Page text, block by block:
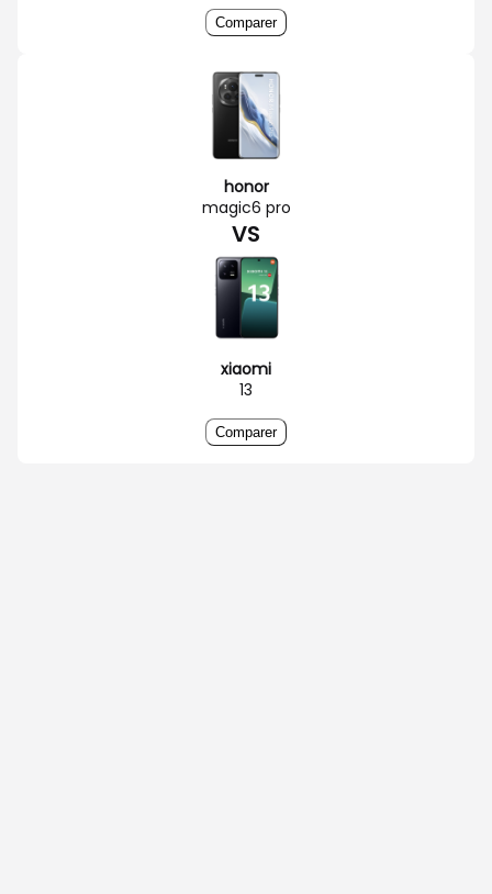
Comparer
honor
magic6 pro
VS
xiaomi
13
Comparer